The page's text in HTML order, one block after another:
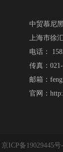
中贸慕尼
上海市徐
电话：
传真：
邮箱：
官网：
京ICP备19029445号